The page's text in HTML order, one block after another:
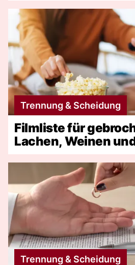
Trennung & Scheidung
Filmliste für
Lachen, Weinen
Trennung & Scheidung